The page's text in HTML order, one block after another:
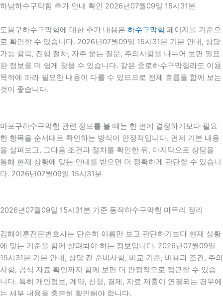
하남하수구막힘 추가 안내 확인 2026년07월09일 15시31분
도봉구하수구막힘에 대한 추가 내용은 하수구막힘 페이지를 기준으
로 확인할 수 있습니다. 2026년07월09일 15시31분 기본 안내, 상담
가능 항목, 진행 절차, 자주 묻는 질문, 주의사항을 나누어 보면 필요
한 정보를 더 쉽게 찾을 수 있습니다. 같은 종로하수구막힘라도 이용
목적에 따라 필요한 내용이 다를 수 있으므로 전체 흐름을 함께 보는
것이 좋습니다.
마포구하수구막힘 관련 정보를 볼 때는 한 번에 결정하기보다 필요
한 항목을 순서대로 확인하는 방식이 안정적입니다. 먼저 기본 내용
을 살펴보고, 그다음 조건과 절차를 확인한 뒤, 마지막으로 상담을
통해 현재 상황에 맞는 안내를 받으면 더 정확하게 판단할 수 있습니
다. 2026년07월09일 15시31분
2026년07월09일 15시31분 기준 동작하수구막힘 마무리 정리
김해이혼전문변호사는 단순히 이름만 보고 판단하기보다 현재 상황
에 맞는 기준을 함께 살펴봐야 하는 정보입니다. 2026년07월09일
15시31분 기본 안내, 상담 전 준비사항, 비교 기준, 비용과 조건, 주의
사항, 공식 자료 확인까지 함께 보면 더 안정적으로 접근할 수 있습
니다. 특히 개인정보, 계약, 신청, 결제, 자료 제출이 연결되는 경우에
는 세부 내용을 충분히 확인해야 합니다.